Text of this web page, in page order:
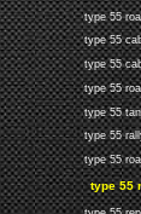
type 55
type 55
type 55
type 55
type 55
type 55
type 55
type 55